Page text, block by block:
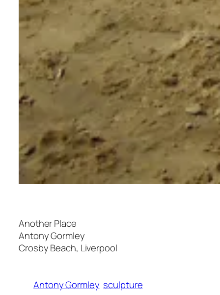
Another Place
Antony Gormley
Crosby Beach, Liverpool
Antony Gormley sculpture